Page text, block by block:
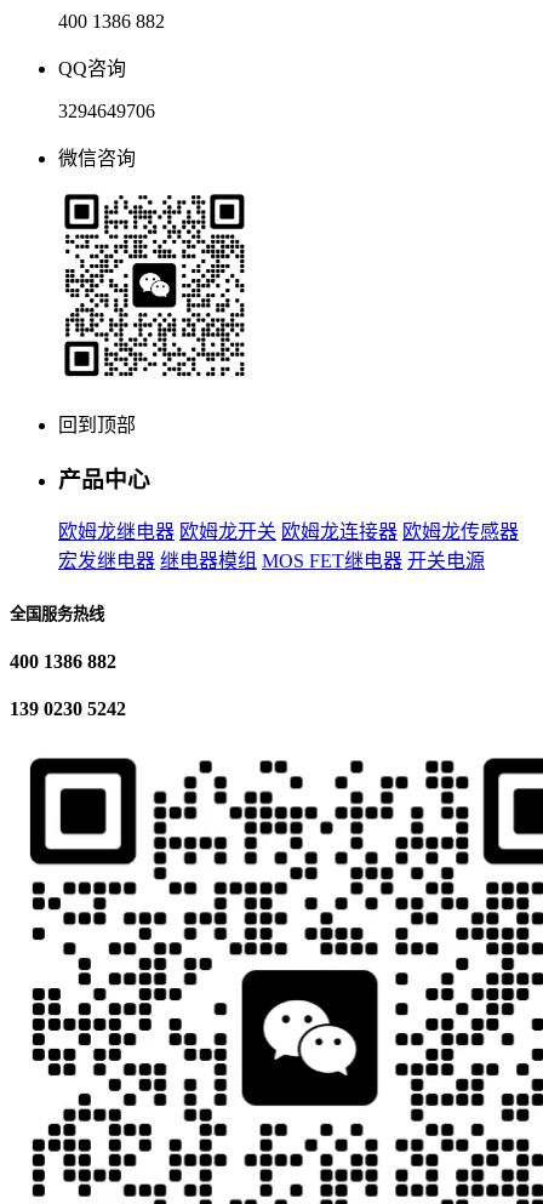
400 1386 882
QQ咨询
3294649706
微信咨询
回到顶部
产品中心
欧姆龙继电器 欧姆龙开关 欧姆龙连接器 欧姆龙传感器
宏发继电器 继电器模组 MOS FET继电器 开关电源
全国服务热线
400 1386 882
139 0230 5242